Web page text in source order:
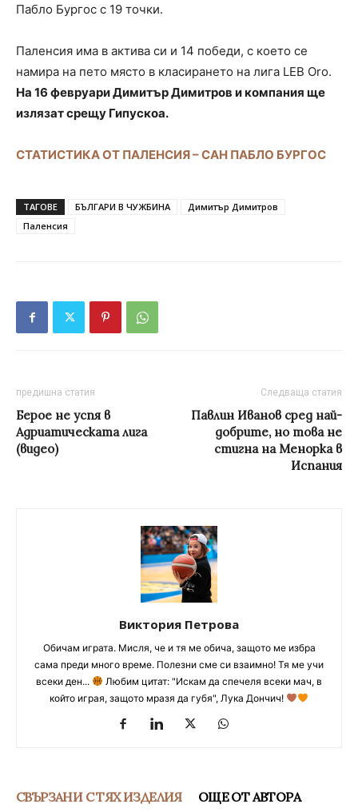
Пабло Бургос с 19 точки.
Паленсия има в актива си и 14 победи, с което се
намира на пето място в класирането на лига LEB Oro.
На 16 февруари Димитър Димитров и компания ще
излязат срещу Гипускоа.
СТАТИСТИКА ОТ ПАЛЕНСИЯ – САН ПАБЛО БУРГОС
ТАГОВЕ БЪЛГАРИ В ЧУЖБИНА
Димитър Димитров
Паленсия
предишна статия
Берое не успя в
Адриатическата лига
(видео)
Следваща статия
Павлин Иванов сред най-
добрите, но това не
стигна на Менорка в
Испания
Виктория Петрова
Обичам играта. Мисля, че и тя ме обича, защото ме избра
сама преди много време. Полезни сме си взаимно! Тя ме учи
всеки ден...
Любим цитат: "Искам да спечеля всеки мач, в
който играя, защото мразя да губя", Лука Дончич!
СВЪРЗАНИ С ТЯХ ИЗДЕЛИЯ ОЩЕ ОТ АВТОРА